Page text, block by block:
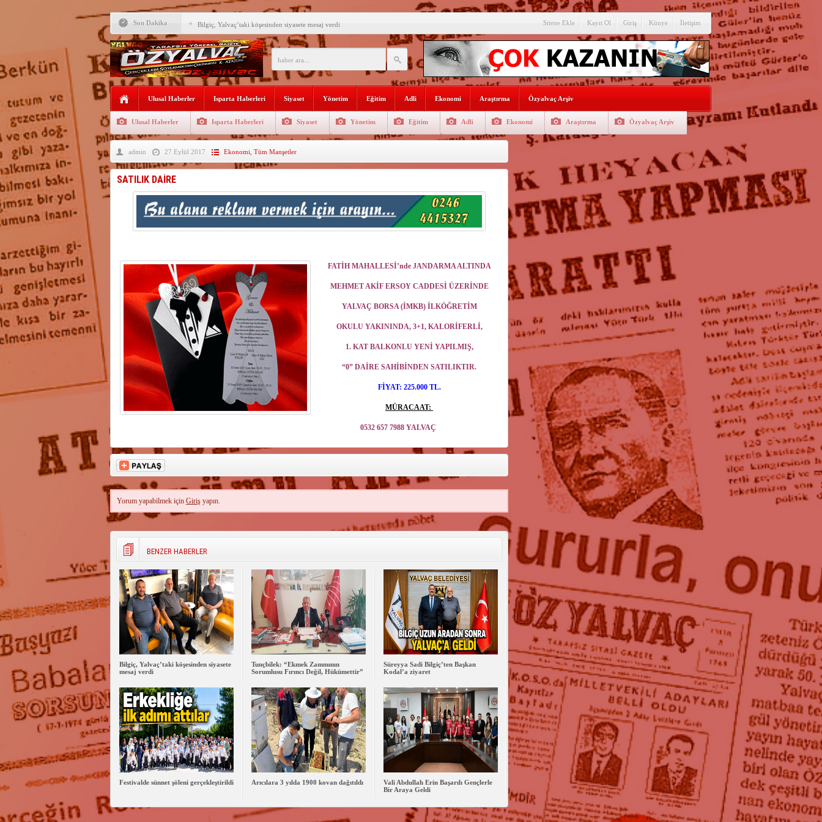
Son Dakika Bilgiç, Yalvaç’taki köşesinden siyasete mesaj verdi
Tunçbilek: “Ekmek Zammının Sorumlusu Fırıncı Değil,
Hükümettir”
Süreyya Sadi Bilgiç’ten Başkan Kodal’a ziyaret
Festivalde sünnet şöleni gerçekleştirildi
Arıcılara 3 yılda 1900 kovan dağıtıldı
Yalvaç’ta ekmek 20 TL oluyor
Isparta dahil 52 ilde suç örgütlerini öven paylaşımlara 216
gözaltı
Su kıtlığı büyüyor, şehirlerde verimli su yönetimi her
zamankinden daha kritik…
Sitene Ekle Kayıt Ol Giriş Künye İletişim
Ulusal Haberler Isparta Haberleri Siyaset Yönetim Eğitim Adli Ekonomi Araştırma Özyalvaç Arşiv
Ulusal Haberler Isparta Haberleri Siyaset Yönetim Eğitim Adli Ekonomi Araştırma Özyalvaç Arşiv
admin 27 Eylül 2017 Ekonomi Tüm Manşetler
SATILIK DAİRE
FATİH MAHALLESİ’nde JANDARMA ALTINDA
MEHMET AKİF ERSOY CADDESİ ÜZERİNDE
YALVAÇ BORSA (İMKB) İLKÖĞRETİM
OKULU YAKININDA, 3+1, KALORİFERLİ,
1. KAT BALKONLU YENİ YAPILMIŞ,
“0” DAİRE SAHİBİNDEN SATILIKTIR.
FİYAT: 225.000 TL.
MÜRACAAT:
0532 657 7988 YALVAÇ
Yorum yapabilmek içinGiriş yapın.
BENZER HABERLER
Bilgiç, Yalvaç’taki köşesinden siyasete
mesaj verdi
Tunçbilek: “Ekmek Zammının
Sorumlusu Fırıncı Değil, Hükümettir”
Süreyya Sadi Bilgiç’ten Başkan
Kodal’a ziyaret
Festivalde sünnet şöleni gerçekleştirildi Arıcılara 3 yılda 1900 kovan dağıtıldı
Vali Abdullah Erin Başarılı Gençlerle
Bir Araya Geldi